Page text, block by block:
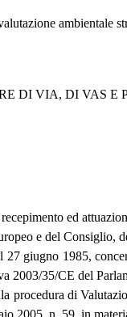
ambientale
DI VIA, DI VAS
ed
e del Consiglio,
giugno 1985,
2003/35/CE del
procedura di